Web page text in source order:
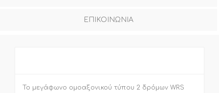
ΕΠΙΚΟΙΝΩΝΙΑ
Το μεγάφωνο ομοαξονικού τύπου 2 δρόμων WRS